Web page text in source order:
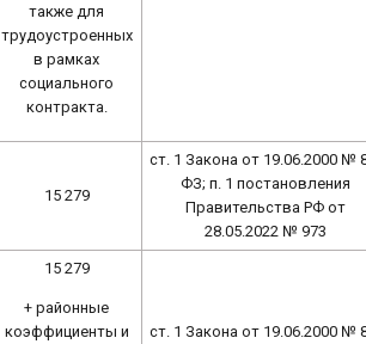
также для
трудоустроенных
в рамках
социального
контракта.
15 279
ст. 1 Закона от 19.06.2000 №
ФЗ; п. 1 постановления
Правительства РФ от
28.05.2022 № 973
15 279
+ районные
коэффициенты и
ст. 1 Закона от 19.06.2000 №